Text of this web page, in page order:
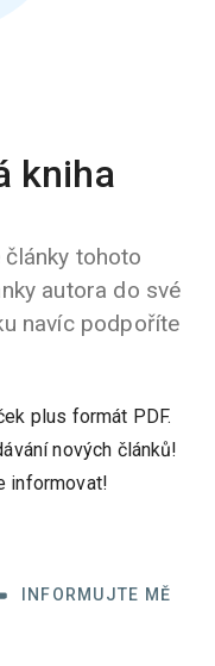
kniha
tohoto
autora do své
navíc podpoříte
plus formát PDF.
nových článků!
informovat!
INFORMUJTE MĚ